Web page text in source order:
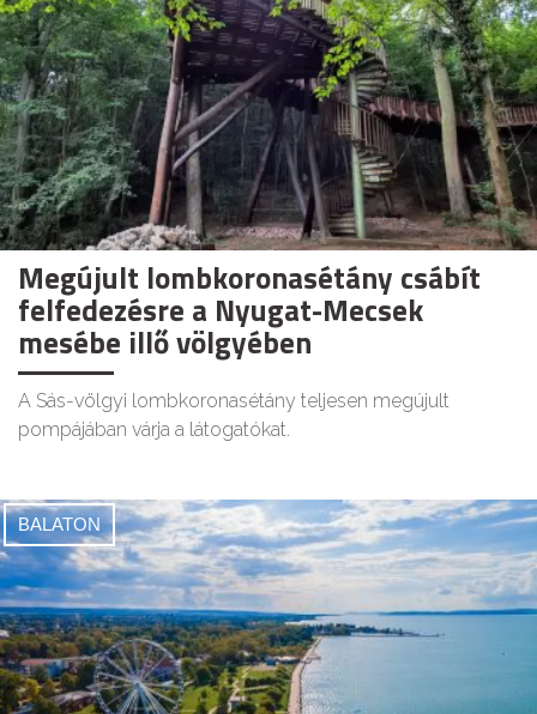
Megújult lombkoronasétány csábít
felfedezésre a Nyugat-Mecsek
mesébe illő völgyében
A Sás-völgyi lombkoronasétány teljesen megújult
pompájában várja a látogatókat.
BALATON